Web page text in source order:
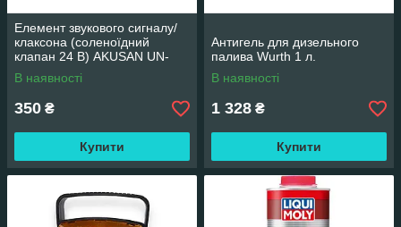
Елемент звукового сигналу/
клаксона (соленоїдний
клапан 24 В) AKUSAN UN-
AH-028
В наявності
350 ₴
Купити
Антигель для дизельного
палива Wurth 1 л.
В наявності
1 328 ₴
Купити